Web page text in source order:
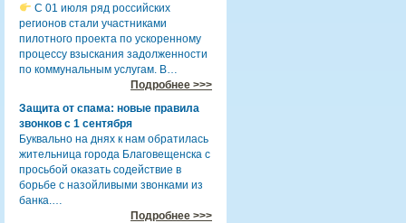
С 01 июля ряд российских
регионов стали участниками
пилотного проекта по ускоренному
процессу взыскания задолженности
по коммунальным услугам. В…
Подробнее >>>
Защита от спама: новые правила
звонков с 1 сентября
Буквально на днях к нам обратилась
жительница города Благовещенска с
просьбой оказать содействие в
борьбе с назойливыми звонками из
банка.…
Подробнее >>>